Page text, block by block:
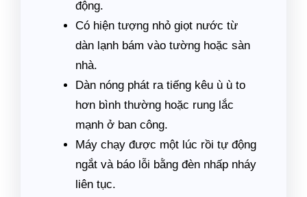
động.
Có hiện tượng nhỏ giọt nước từ
dàn lạnh bám vào tường hoặc sàn
nhà.
Dàn nóng phát ra tiếng kêu ù ù to
hơn bình thường hoặc rung lắc
mạnh ở ban công.
Máy chạy được một lúc rồi tự động
ngắt và báo lỗi bằng đèn nhấp nháy
liên tục.